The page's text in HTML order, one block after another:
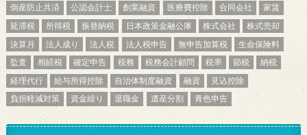
倒産防止共済
公認会計士 創業融資 医療費控除 合同会社
家賃
延滞税
所得税 振替納税 日本政策金融公庫 株式会社
株式売却
決算月
法人成り 法人税 法人税申告 無申告加算税
生命保険料
監査
相続税 確定申告 税務 税務会計顧問 税率 節税
納税
経理代行
給与所得控除 自治体制度融資 融資
見込控除
負担軽減対策
資金繰り 退職金 遺産分割 青色申告